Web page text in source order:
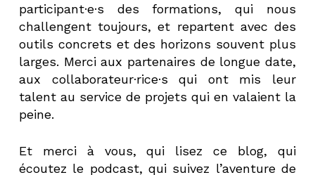
participant·e·s des formations, qui nous
challengent toujours, et repartent avec des
outils concrets et des horizons souvent plus
larges. Merci aux partenaires de longue date,
aux collaborateur·rice·s qui ont mis leur
talent au service de projets qui en valaient la
peine.
Et merci à vous, qui lisez ce blog, qui
écoutez le podcast, qui suivez l’aventure de